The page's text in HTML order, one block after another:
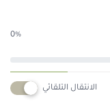
0%
الانتقال التلقائي